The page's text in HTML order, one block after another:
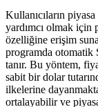
Kullanıcıların
yardımcı olmak için
özelliğine erişim
programda otomatik
tanır. Bu yöntem,
sabit bir dolar
ilkelerine
ortalayabilir ve